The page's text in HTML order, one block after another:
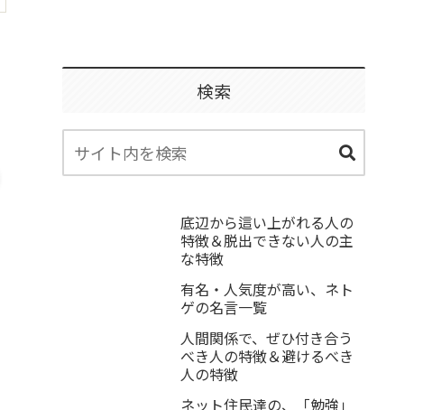
検索
底辺から這い上がれる人の
特徴＆脱出できない人の主
な特徴
有名・人気度が高い、ネト
ゲの名言一覧
人間関係で、ぜひ付き合う
べき人の特徴＆避けるべき
人の特徴
ネット住民達の、「勉強」